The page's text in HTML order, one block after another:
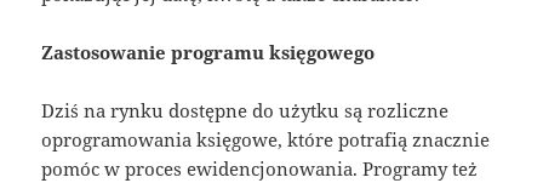
Zastosowanie programu księgowego
Dziś na rynku dostępne do użytku są rozliczne
oprogramowania księgowe, które potrafią znacznie
pomóc w proces ewidencjonowania. Programy też